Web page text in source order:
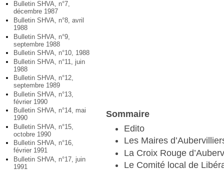
Bulletin SHVA, n°7,
décembre 1987
Bulletin SHVA, n°8, avril
1988
Bulletin SHVA, n°9,
septembre 1988
Bulletin SHVA, n°10, 1988
Bulletin SHVA, n°11, juin
1988
Bulletin SHVA, n°12,
septembre 1989
Bulletin SHVA, n°13,
février 1990
Bulletin SHVA, n°14, mai
1990
Bulletin SHVA, n°15,
octobre 1990
Bulletin SHVA, n°16,
février 1991
Bulletin SHVA, n°17, juin
1991
Sommaire
Edito
Les Maires
La Croix Rouge
Le Comité local de